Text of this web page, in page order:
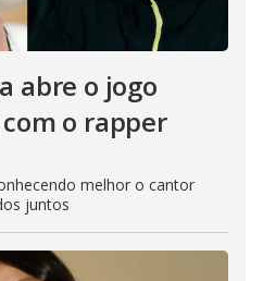
abre o jogo
o rapper
melhor o cantor
juntos